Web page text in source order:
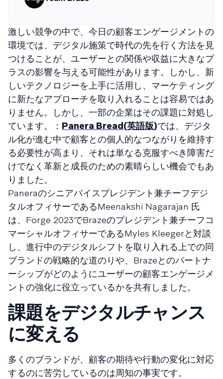
激しい競争の中で、今日の顧客エンゲージメントの
環境では、デジタル施策で時代の先を行く方法を見
つけることが、ユーザーとの関係や収益に大きなプ
ラスの影響を与える可能性があります。しかし、新
しいテクノロジーを上手に活用し、マーケティング
に新たなアプローチを取り入れることは容易ではあ
りません。しかし、一部の企業はその課題に対処し
ています。： Panera Bread(英語版)では、デジタ
ル化が進む中で顧客との個人的なつながりを維持す
る必要性が高まり、それは単なる克服すべき障害だ
けでなく革新と成長のための素晴らしい機会でもあ
りました。
Paneraのシニアバイスプレジデント兼チーフデジ
タルオフィサーであるMeenakshi Nagarajan 氏
は、Forge 2023でBrazeのプレジデント兼チーフコ
マーシャルオフィサーであるMyles Kleegerと対談
し、進行中のデジタルシフトを取り入れる上での同
ブランドの戦略的な道のりや、Brazeとのパートナ
ーシップがどのようにユーザーの顧客エンゲージメ
ントの強化に役立っているかを共有しました。
課題をデジタルチャンス
に変える
多くのブランドが、顧客の期待や行動の変化に対応
するのに苦労しているのは周知の事実です。